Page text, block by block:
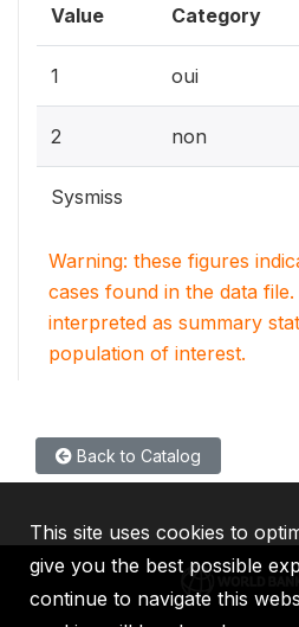
Value Category
1 oui
2 non
Sysmiss
Warning: these figures
cases found in the data
interpreted as summary
population of interest.
Back to Catalog
This site uses cookies to
give you the best possible
continue to navigate this